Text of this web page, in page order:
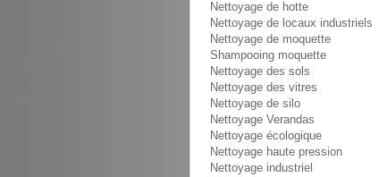
Nettoyage de hotte
Nettoyage de locaux industriels
Nettoyage de moquette
Shampooing moquette
Nettoyage des sols
Nettoyage des vitres
Nettoyage de silo
Nettoyage Verandas
Nettoyage écologique
Nettoyage haute pression
Nettoyage industriel